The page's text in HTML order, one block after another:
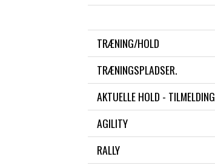
TRÆNING/HOLD
TRÆNINGSPLADSER.
AKTUELLE HOLD - TILMELDING
AGILITY
RALLY